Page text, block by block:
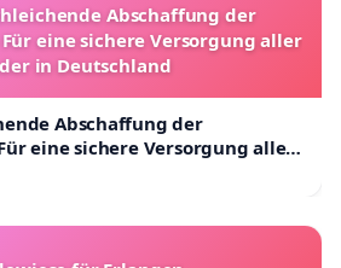
Abschaffung der
eine sichere Versorgung aller
in Deutschland
Abschaffung der
eine sichere Versorgung aller